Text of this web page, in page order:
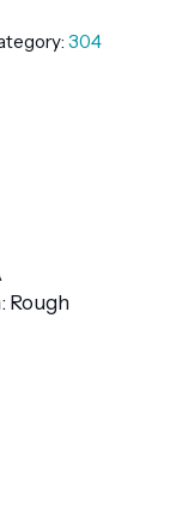
304
Rough